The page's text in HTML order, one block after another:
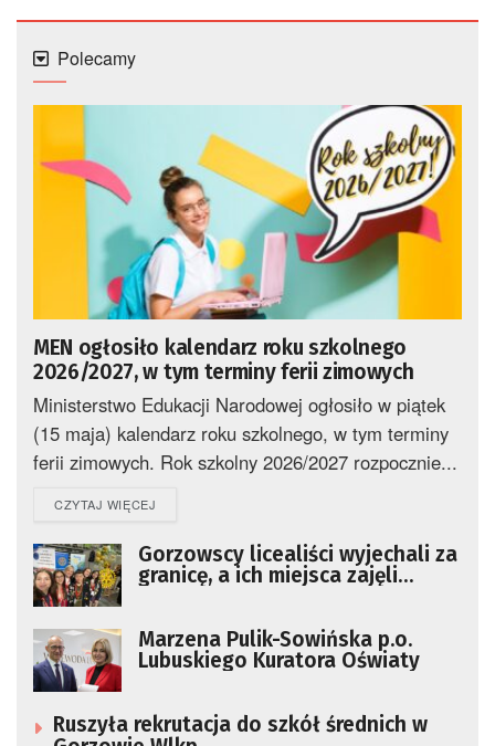
Polecamy
MEN ogłosiło kalendarz roku szkolnego
2026/2027, w tym terminy ferii zimowych
Ministerstwo Edukacji Narodowej ogłosiło w piątek
(15 maja) kalendarz roku szkolnego, w tym terminy
ferii zimowych. Rok szkolny 2026/2027 rozpocznie...
CZYTAJ WIĘCEJ
Gorzowscy licealiści wyjechali za
granicę, a ich miejsca zajęli
Marzena Pulik-Sowińska p.o.
Lubuskiego Kuratora Oświaty
Ruszyła rekrutacja do szkół średnich w